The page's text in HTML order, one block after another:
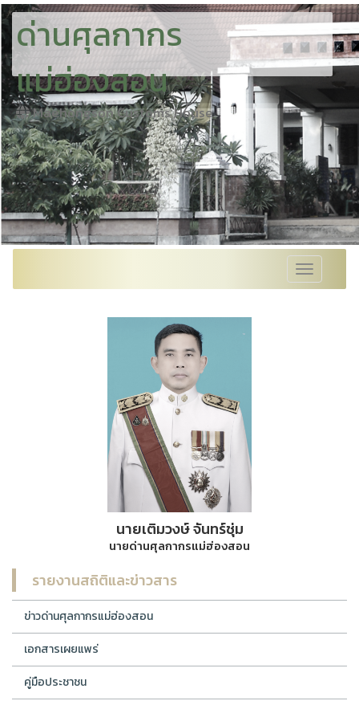
ด่านศุลกากร
แม่ฮ่องสอน
Maehongson Customs House
Toggle
นายเติมวงษ์ จันทร์ชุ่ม
นายด่านศุลกากรแม่ฮ่องสอน
รายงานสถิติและข่าวสาร
ข่าวด่านศุลกากรแม่ฮ่องสอน
เอกสารเผยแพร่
คู่มือประชาชน